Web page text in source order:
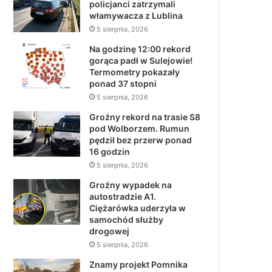
policjanci zatrzymali
włamywacza z Lublina
5 sierpnia, 2026
Na godzinę 12:00 rekord
gorąca padł w Sulejowie!
Termometry pokazały
ponad 37 stopni
5 sierpnia, 2026
Groźny rekord na trasie S8
pod Wolborzem. Rumun
pędził bez przerw ponad
16 godzin
5 sierpnia, 2026
Groźny wypadek na
autostradzie A1.
Ciężarówka uderzyła w
samochód służby
drogowej
5 sierpnia, 2026
Znamy projekt Pomnika